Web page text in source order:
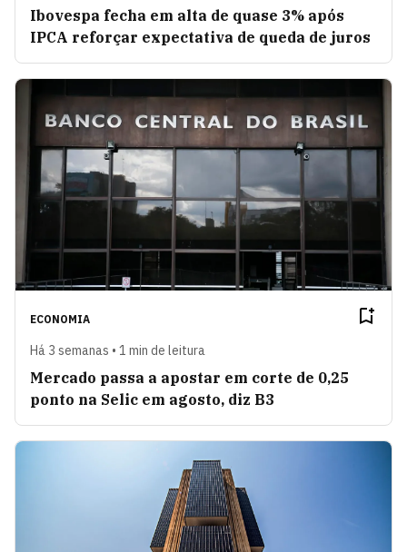
Ibovespa fecha em alta de quase 3% após
IPCA reforçar expectativa de queda de juros
ECONOMIA
Há 3 semanas • 1 min de leitura
Mercado passa a apostar em corte de 0,25
ponto na Selic em agosto, diz B3